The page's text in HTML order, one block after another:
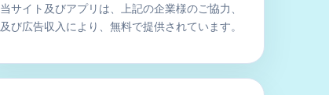
当サイト及びアプリは、上記の企業様のご協力、
及び広告収入により、無料で提供されています。